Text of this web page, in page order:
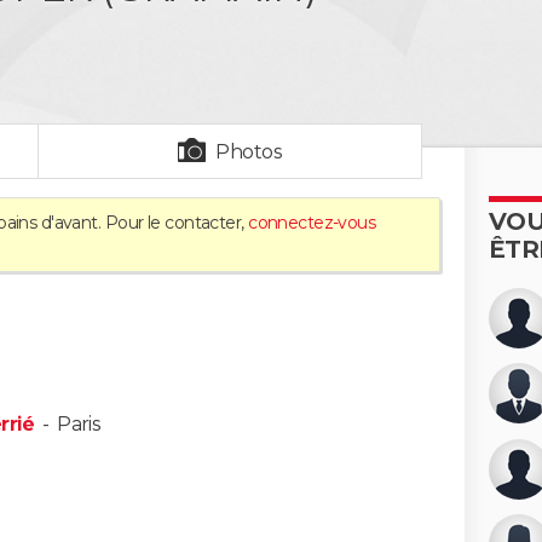
Photos
d'avant. Pour le contacter, connectez-vous
- Paris